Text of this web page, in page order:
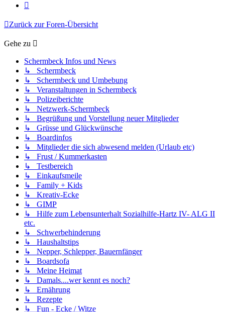
Zurück zur Foren-Übersicht
Gehe zu
Schermbeck Infos und News
↳ Schermbeck
↳ Schermbeck und Umbebung
↳ Veranstaltungen in Schermbeck
↳ Polizeiberichte
↳ Netzwerk-Schermbeck
↳ Begrüßung und Vorstellung neuer Mitglieder
↳ Grüsse und Glückwünsche
↳ Boardinfos
↳ Mitglieder die sich abwesend melden (Urlaub etc)
↳ Frust / Kummerkasten
↳ Testbereich
↳ Einkaufsmeile
↳ Family + Kids
↳ Kreativ-Ecke
↳ GIMP
↳ Hilfe zum Lebensunterhalt Sozialhilfe-Hartz IV- ALG II
etc.
↳ Schwerbehinderung
↳ Haushaltstips
↳ Nepper, Schlepper, Bauernfänger
↳ Boardsofa
↳ Meine Heimat
↳ Damals....wer kennt es noch?
↳ Ernährung
↳ Rezepte
↳ Fun - Ecke / Witze